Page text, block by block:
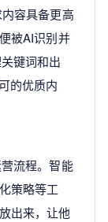
容具备更高
被AI识别并
键词和出
的优质内
流程。智能
策略等工
出来，让他